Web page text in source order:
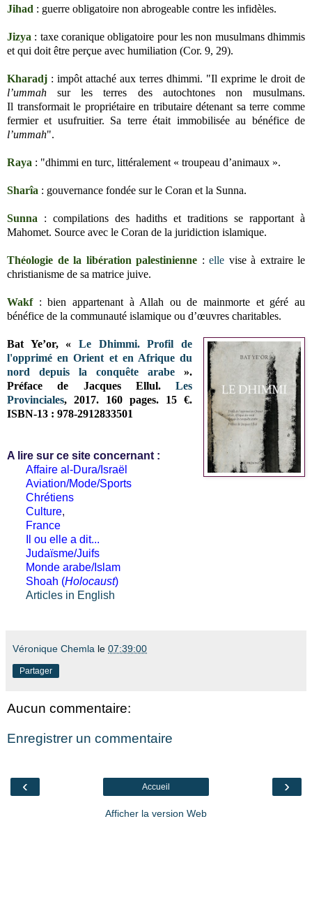
Jihad : guerre obligatoire non abrogeable contre les infidèles.
Jizya : taxe coranique obligatoire pour les non musulmans dhimmis
et qui doit être perçue avec humiliation (Cor. 9, 29).
Kharadj : impôt attaché aux terres dhimmi. "Il exprime le droit de
l’ummahsur les terres des autochtones non musulmans.
Il transformait le propriétaire en tributaire détenant sa terre comme
fermier et usufruitier. Sa terre était immobilisée au bénéfice de
l’ummah".
Raya : "dhimmi en turc, littéralement « troupeau d’animaux ».
Sharîa : gouvernance fondée sur le Coran et la Sunna.
Sunna : compilations des hadiths et traditions se rapportant à
Mahomet. Source avec le Coran de la juridiction islamique.
Théologie de la libération palestinienne : elle vise à extraire le
christianisme de sa matrice juive.
Wakf: bien appartenant à Allah ou de mainmorte et géré au
bénéfice de la communauté islamique ou d’œuvres charitables.
Bat Ye’or, «Le Dhimmi. Profil de
l'opprimé en Orient et en Afrique du
nord depuis la conquête arabe ».
Préface de Jacques Ellul.Les
Provinciales, 2017. 160 pages. 15 €.
ISBN-13 : 978-2912833501
A lire sur ce site concernant :
Affaire al-Dura/Israël
Aviation/Mode/Sports
Chrétiens
Culture,
France
Il ou elle a dit...
Judaïsme/Juifs
Monde arabe/Islam
Shoah (Holocaust)
Articles in English
Véronique Chemla le 07:39:00
Partager
Aucun commentaire:
Enregistrer un commentaire
‹ ›
Accueil
Afficher la version Web